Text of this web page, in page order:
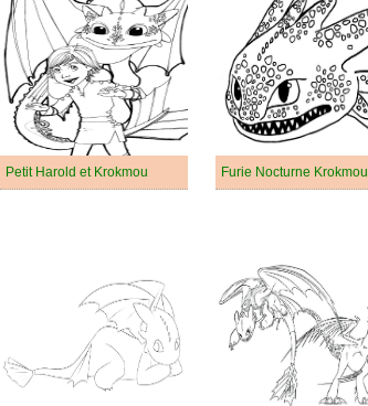
Petit Harold et Krokmou Furie Nocturne Krokmou